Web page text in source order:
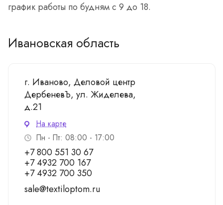
график работы по будням с 9 до 18.
Ивановская область
г. Иваново, Деловой центр
ДербеневЪ, ул. Жиделева,
д.21
На карте
Пн - Пт: 08:00 - 17:00
+7 800 551 30 67
+7 4932 700 167
+7 4932 700 350
sale@textiloptom.ru